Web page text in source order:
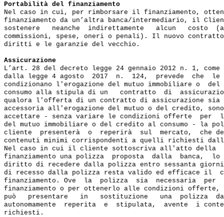
Portabilità del finanziamento
Nel caso in cui, per rimborsare il finanziamento,
finanziamento da un’altra banca/intermediario, il
sostenere   neanche  indirettamente   alcun   costo
commissioni, spese, oneri o penali). Il nuovo
diritti e le garanzie del vecchio.
Assicurazione
L’art. 28 del decreto legge 24 gennaio 2012 n. 1,
dalla legge 4 agosto  2017  n.  124,  prevede  che  le
condizionano l'erogazione del mutuo immobiliare o
consumo alla stipula di un   contratto  di
qualora l'offerta di un contratto di assicurazione sia
accessoria all'erogazione del mutuo o del credito,
accettare - senza variare le condizioni offerte  per
del mutuo immobiliare o del credito al consumo - la
cliente  presenterà  o  reperirà  sul  mercato,  che
contenuti minimi corrispondenti a quelli richiesti
Nel caso in cui il cliente sottoscriva all'atto della
finanziamento una polizza  proposta  dalla  banca,
diritto di recedere dalla polizza entro sessanta
di recesso dalla polizza resta valido ed efficace il
finanziamento. Ove  la  polizza  sia  necessaria
finanziamento o per ottenerlo alle condizioni
può   presentare   in   sostituzione   una  polizza
autonomamente  reperita  e  stipulata,  avente  i
richiesti.